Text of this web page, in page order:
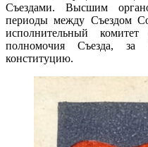
Съездами. Высшим
периоды между Съездом
исполнительный
полномочия Съезда, за
конституцию.